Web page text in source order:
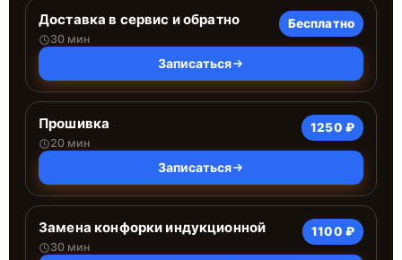
Доставка в сервис и обратно
30 мин
Бесплатно
Записаться
Прошивка
20 мин
1250 ₽
Записаться
Замена конфорки индукционной
30 мин
1100 ₽